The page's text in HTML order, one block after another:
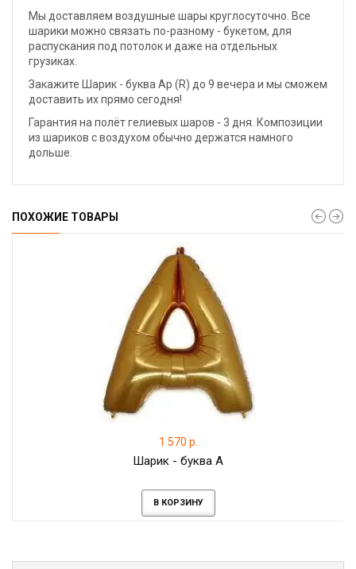
Мы доставляем воздушные шары круглосуточно. Все
шарики можно связать по-разному - букетом, для
распускания под потолок и даже на отдельных
грузиках.
Закажите Шарик - буква Ар (R) до 9 вечера и мы сможем
доставить их прямо сегодня!
Гарантия на полёт гелиевых шаров - 3 дня. Композиции
из шариков с воздухом обычно держатся намного
дольше.
ПОХОЖИЕ ТОВАРЫ
1 570 р.
Шарик - буква А
В КОРЗИНУ